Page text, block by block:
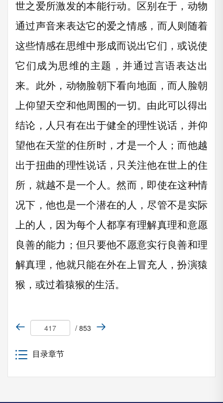
世之爱所激发的本能行动。区别在于，动物
通过声音来表达它的爱之情感，而人则随着
这些情感在思维中形成而说出它们，或说使
它们成为思维的主题，并通过言语表达出
来。此外，动物脸朝下看向地面，而人脸朝
上仰望天空和他周围的一切。由此可以得出
结论，人只有在出于健全的理性说话，并仰
望他在天堂的住所时，才是一个人；而他越
出于扭曲的理性说话，只关注他在世上的住
所，就越不是一个人。然而，即使在这种情
况下，他也是一个潜在的人，尽管不是实际
上的人，因为每个人都享有理解真理和意愿
良善的能力；但只要他不愿意实行良善和理
解真理，他就只能在外在上冒充人，扮演猿
猴，或过着猿猴的生活。
/ 853
目录章节